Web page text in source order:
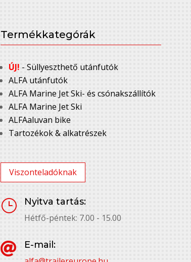
Termékkategórák
ÚJ! - Süllyeszthető utánfutók
ALFA utánfutók
ALFA Marine Jet Ski- és csónakszállítók
ALFA Marine Jet Ski
ALFAaluvan bike
Tartozékok & alkatrészek
Viszonteladóknak
}
Nyitva tartás:
Hétfő-péntek: 7.00 - 15.00

E-mail: